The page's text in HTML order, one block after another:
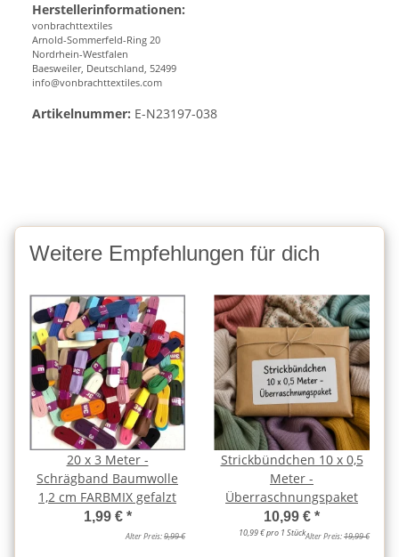
Herstellerinformationen:
vonbrachttextiles
Arnold-Sommerfeld-Ring 20
Nordrhein-Westfalen
Baesweiler, Deutschland, 52499
info@vonbrachttextiles.com
Artikelnummer: E-N23197-038
Weitere Empfehlungen für dich
20 x 3 Meter -
Schrägband Baumwolle
1,2 cm FARBMIX gefalzt
1,99 € *
Alter Preis:9,99 €
Strickbündchen 10 x 0,5
Meter -
Überraschnungspaket
10,99 € *
10,99 € pro 1 StückAlter Preis:19,99 €